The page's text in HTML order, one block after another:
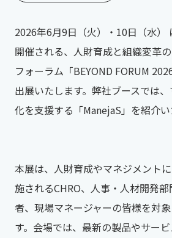
2026年6月9日（火）・10日（水）
開催される、人財育成と組織変革
フォーラム「BEYOND FORUM
出展いたします。弊社ブースでは
化を支援する「ManejaS」を紹介い
本展は、人財育成やマネジメント
施されるCHRO、人事・人材開発
者、現場マネージャーの皆様を対
す。会場では、最新の製品やサー